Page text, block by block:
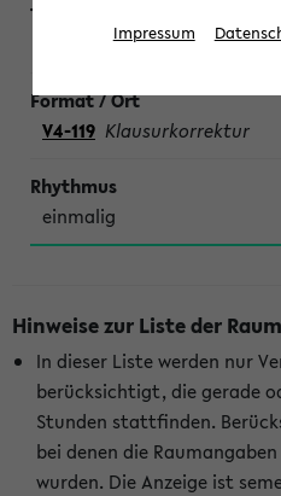
Lineare Algebra für Physik
V4-119 Klausurkorrektur
einmalig
Hinweise zur Liste der
In dieser Liste werden nur
berücksichtigt, die gerade
Stunden stattfinden.
bei denen die
wurden. Die Anzeige ist
Impressum